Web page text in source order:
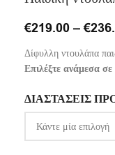
€219.00–€
Δίφυλλη ντουλάπα
Επιλέξτε ανάμεσα σε
ΔΙΑΣΤΆΣΕΙΣ